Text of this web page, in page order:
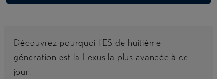
Découvrez pourquoi l’ES de huitième
génération est la Lexus la plus avancée à ce
jour.